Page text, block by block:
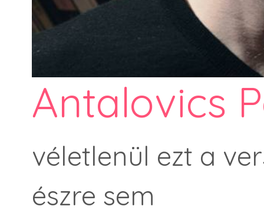
Antalovics
véletlenül ezt a
észre sem